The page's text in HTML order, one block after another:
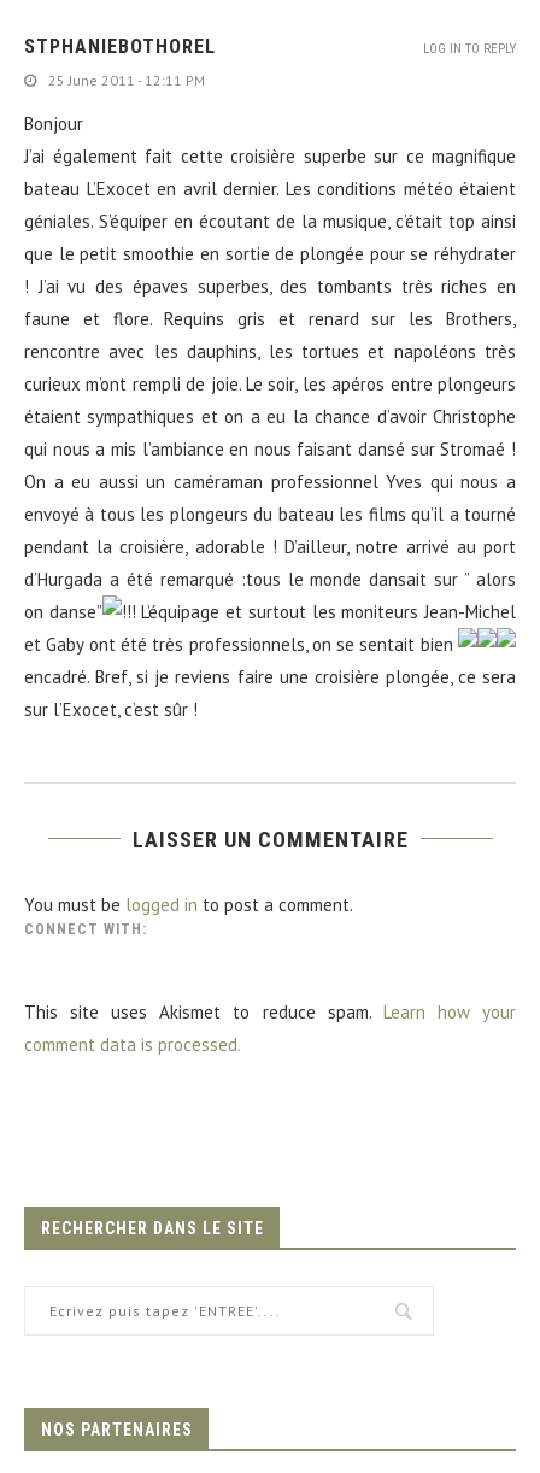
STPHANIEBOTHOREL
25 June 2011 - 12:11 PM
Bonjour
J’ai également fait cette croisière superbe sur ce magnifique
bateau L’Exocet en avril dernier. Les conditions météo étaient
géniales. S’équiper en écoutant de la musique, c’était top ainsi
que le petit smoothie en sortie de plongée pour se réhydrater
! J’ai vu des épaves superbes, des tombants très riches en
faune et flore. Requins gris et renard sur les Brothers,
rencontre avec les dauphins, les tortues et napoléons très
curieux m’ont rempli de joie. Le soir, les apéros entre plongeurs
étaient sympathiques et on a eu la chance d’avoir Christophe
qui nous a mis l’ambiance en nous faisant dansé sur Stromaé !
On a eu aussi un caméraman professionnel Yves qui nous a
envoyé à tous les plongeurs du bateau les films qu’il a tourné
pendant la croisière, adorable ! D’ailleur, notre arrivé au port
d’Hurgada a été remarqué :tous le monde dansait sur ” alors
on danse”
!!! L’équipage et surtout les moniteurs Jean-Michel
et Gaby ont été très professionnels, on se sentait bien
encadré. Bref, si je reviens faire une croisière plongée, ce sera
sur l’Exocet, c’est sûr !
LOG IN TO REPLY
LAISSER UN COMMENTAIRE
You must be logged in to post a comment.
CONNECT WITH:
This site uses Akismet to reduce spam. Learn how your
comment data is processed.
RECHERCHER DANS LE SITE
NOS PARTENAIRES